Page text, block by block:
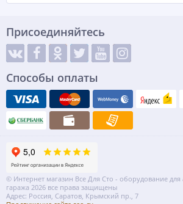
Присоединяйтесь
Способы оплаты
© Интернет магазин Все Для Сто - оборудование для
гаража 2026 все права защищены
Адрес: Россия, Саратов, Крымский пр., 7